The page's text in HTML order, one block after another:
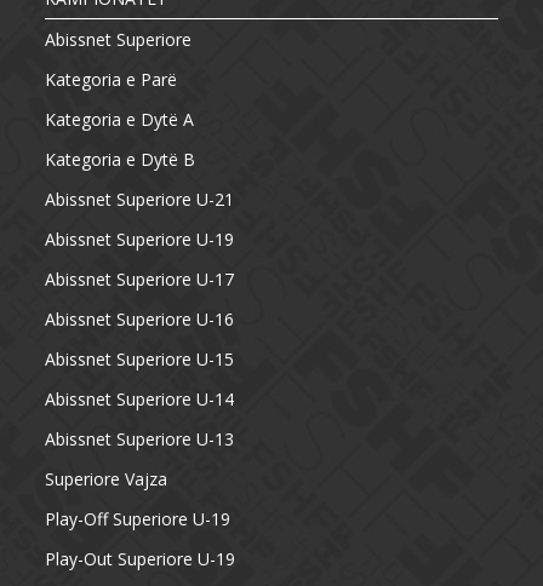
Abissnet Superiore
Kategoria e Parë
Kategoria e Dytë A
Kategoria e Dytë B
Abissnet Superiore U-21
Abissnet Superiore U-19
Abissnet Superiore U-17
Abissnet Superiore U-16
Abissnet Superiore U-15
Abissnet Superiore U-14
Abissnet Superiore U-13
Superiore Vajza
Play-Off Superiore U-19
Play-Out Superiore U-19